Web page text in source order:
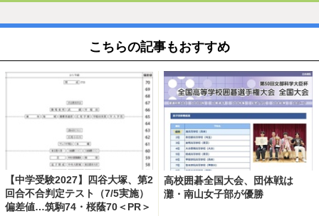
こちらの記事もおすすめ
【中学受験2027】四谷大塚、第2
回合不合判定テスト（7/5実施）
偏差値…筑駒74・桜蔭70＜PR＞
高校囲碁全国大会、団体戦は
灘・南山女子部が優勝